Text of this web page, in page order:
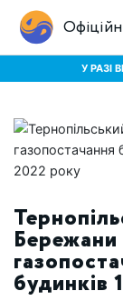
У РАЗІ
Бережани
будинків